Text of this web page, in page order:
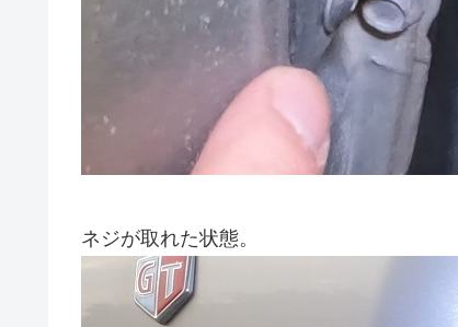
ネジが取れた状態。